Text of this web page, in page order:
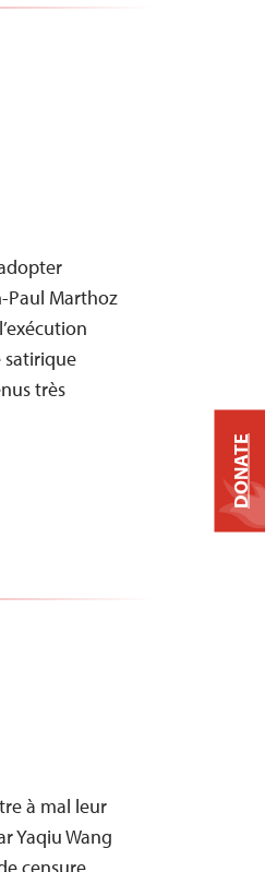
Paul Marthoz
satirique
très
à mal leur
Yaqiu Wang
DONATE